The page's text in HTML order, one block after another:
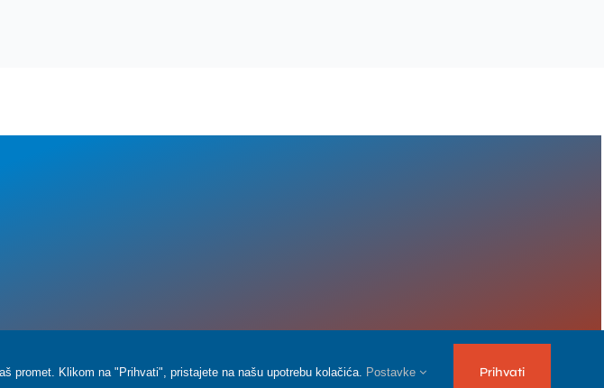
promet. Klikom na "Prihvati", pristajete na našu upotrebu kolačića. Postavke Prihvati